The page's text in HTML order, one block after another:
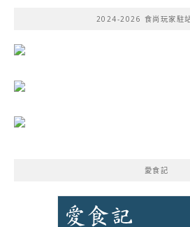
2024-2026 食尚玩家駐
愛食記